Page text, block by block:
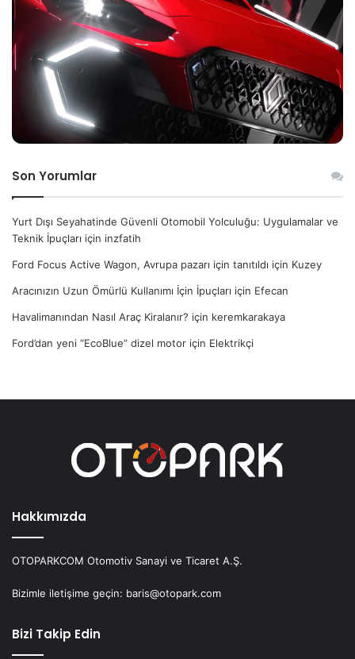
Son Yorumlar
Yurt Dışı Seyahatinde Güvenli Otomobil Yolculuğu: Uygulamalar ve
Teknik İpuçları için inzfatih
Ford Focus Active Wagon, Avrupa pazarı için tanıtıldı için Kuzey
Aracınızın Uzun Ömürlü Kullanımı İçin İpuçları için Efecan
Havalimanından Nasıl Araç Kiralanır? için keremkarakaya
Ford’dan yeni “EcoBlue” dizel motor için Elektrikçi
Hakkımızda
OTOPARKCOM Otomotiv Sanayi ve Ticaret A.Ş.
Bizimle iletişime geçin: baris@otopark.com
Bizi Takip Edin